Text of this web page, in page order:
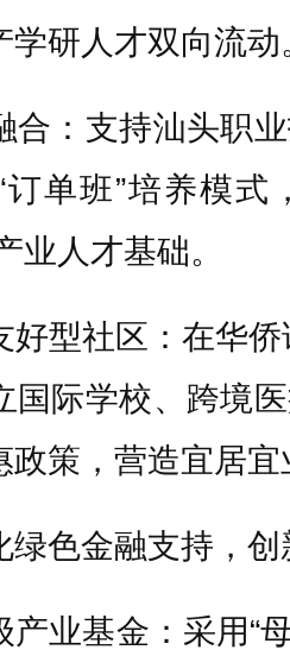
学研人才双向流动
：支持汕头职业
单班”培养模
业人才基础。
型社区：在华侨
国际学校、跨境
政策，营造宜居
色金融支持，创
基金：采用“母